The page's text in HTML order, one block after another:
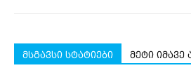
მსგავსი სტატიები მეტი იმავე